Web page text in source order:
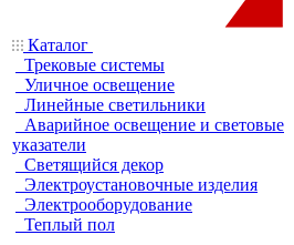
Каталог
Трековые системы
Уличное освещение
Линейные светильники
Аварийное освещение и световые
указатели
Светящийся декор
Электроустановочные изделия
Электрооборудование
Теплый пол